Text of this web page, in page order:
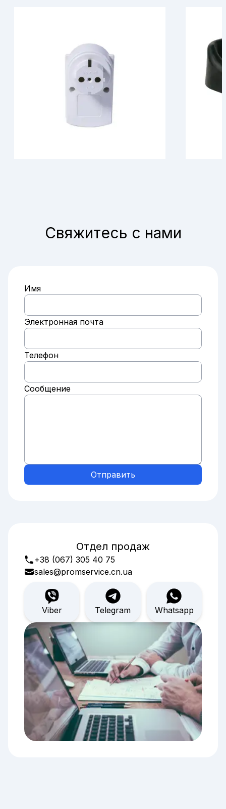
Свяжитесь с нами
Имя
Электронная почта
Телефон
Сообщение
Отправить
Отдел продаж
+38 (067) 305 40 75
sales@promservice.cn.ua
Viber Telegram Whatsapp